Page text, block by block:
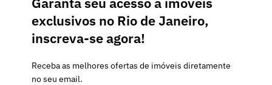
exclusivos no Rio de Janeiro,
inscreva-se agora!
Receba as melhores ofertas de imóveis diretamente
no seu email.